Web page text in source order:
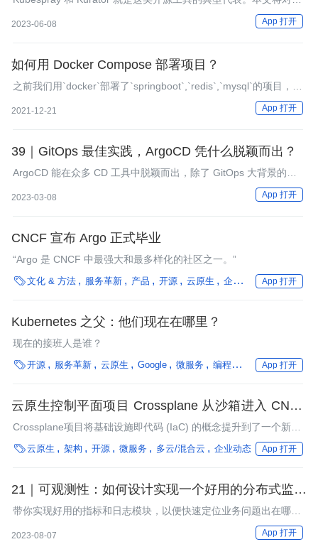
2023-06-08 App 打开
如何用 Docker Compose 部署项目？
之前我们用`docker`部署了`springboot`,`redis`,`mysql`的项目，但
是是部署在三个不同的容器里，还需要先知道`redis`和`mysql`的
`ip`地址，手动配置到`springboot`应用容器里，我只是想快速在本
2021-12-21 App 打开
39｜GitOps 最佳实践，ArgoCD 凭什么脱颖而出？
ArgoCD 能在众多 CD 工具中脱颖而出，除了 GitOps 大背景的推
2023-03-08 App 打开
CNCF 宣布 Argo 正式毕业
“Argo 是 CNCF 中最强大和最多样化的社区之一。”
文化 & 方法 服务革新 产品 开源 云原生 企业动态 编程语言
App 打开
Kubernetes 之父：他们现在在哪里？
现在的接班人是谁？
开源 服务革新 云原生 Google 微服务 编程语言 在离线混部
App 打开
云原生控制平面项目 Crossplane 从沙箱进入 CNCF
孵化器
Crossplane项目将基础设施即代码 (IaC) 的概念提升到了一个新的
水平。
云原生 架构 开源 微服务 多云/混合云 企业动态 App 打开
21｜可观测性：如何设计实现一个好用的分布式监控
体系？
带你实现好用的指标和日志模块，以便快速定位业务问题出在哪
2023-08-07 App 打开